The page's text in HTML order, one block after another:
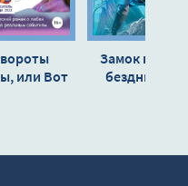
или Вот
Замок на
бездны - Иар